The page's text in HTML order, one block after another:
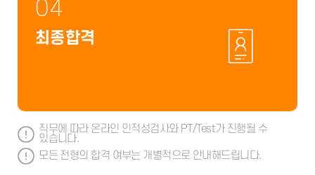
04
최종합격
직무에 따라 온라인 인적성검사와 PT/Test가 진행될 수
있습니다.
모든 전형의 합격 여부는 개별적으로 안내해드립니다.